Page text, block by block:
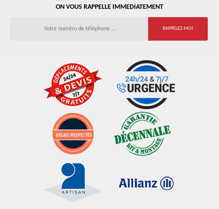
ON VOUS RAPPELLE IMMEDIATEMENT